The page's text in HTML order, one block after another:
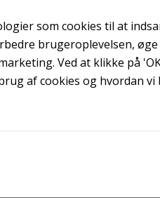
som cookies til at
brugeroplevelsen,
Ved at klikke på
af cookies og hvordan